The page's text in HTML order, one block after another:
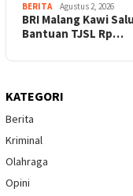
BERITA Agustus 2, 2026
BRI Malang Kawi
Bantuan TJSL Rp…
KATEGORI
Berita
Kriminal
Olahraga
Opini